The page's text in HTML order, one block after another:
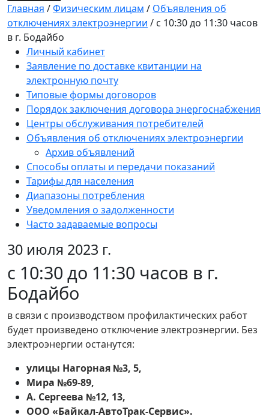
Главная /Физическим лицам / Объявления об
отключениях электроэнергии / с 10:30 до 11:30 часов
в г. Бодайбо
Личный кабинет
Заявление по доставке квитанции на
электронную почту
Типовые формы договоров
Порядок заключения договора энергоснабжения
Центры обслуживания потребителей
Объявления об отключениях электроэнергии
Архив объявлений
Способы оплаты и передачи показаний
Тарифы для населения
Диапазоны потребления
Уведомления о задолженности
Часто задаваемые вопросы
30 июля 2023 г.
с 10:30 до 11:30 часов в г.
Бодайбо
в связи с производством профилактических работ
будет произведено отключение электроэнергии. Без
электроэнергии останутся:
улицы Нагорная №3, 5,
Мира №69-89,
А. Сергеева №12, 13,
ООО «Байкал-АвтоТрак-Сервис».